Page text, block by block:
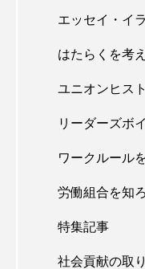
エッセイ・イ
はたらくを考
ユニオンヒス
リーダーズボ
ワークルール
労働組合を知
特集記事
社会貢献の取